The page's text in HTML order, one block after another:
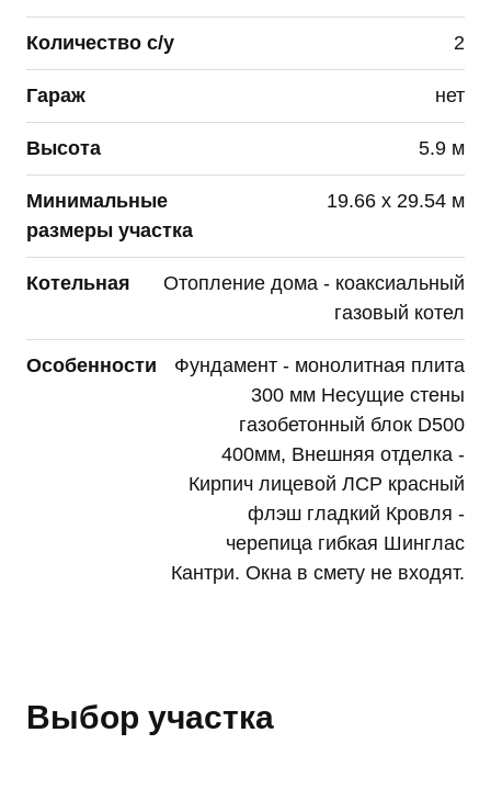
Количество с/у 2
Гараж нет
Высота 5.9 м
Минимальные
размеры участка
19.66 х 29.54 м
Котельная
Отопление дома - коаксиальный
газовый котел
Особенности
Фундамент - монолитная плита
300 мм Несущие стены
газобетонный блок D500
400мм, Внешняя отделка -
Кирпич лицевой ЛСР красный
флэш гладкий Кровля -
черепица гибкая Шинглас
Кантри. Окна в смету не входят.
Выбор участка
Я подтверждаю, что, давая такое согласие, я
действую по собственной воле и в своих
интересах.
Данное согласие действует до достижения целей
сроков хранения информации установленных
РФ.